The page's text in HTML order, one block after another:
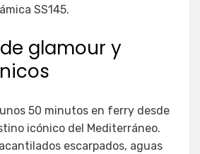
SS145.
glamour y
50 minutos en ferry desde
icónico del Mediterráneo.
escarpados, aguas